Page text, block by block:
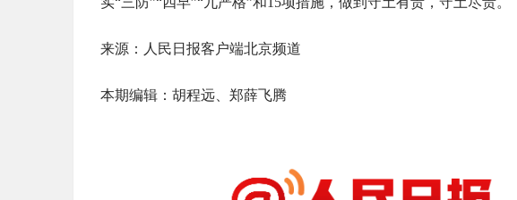
来源：人民日报客户端北京频道
本期编辑：胡程远、郑薛飞腾